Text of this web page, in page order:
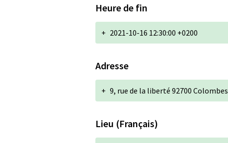
Heure de fin
+ 2021-10-16 12:30:00 +0200
Adresse
+ 9, rue de la liberté 92700 Colombes
Lieu (Français)